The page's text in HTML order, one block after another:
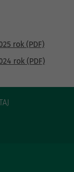
rok (PDF)
rok (PDF)